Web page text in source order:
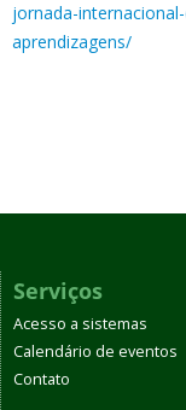
jornada-
aprendizagens/
Serviços
Acesso a sistemas
Calendário de eventos
Contato